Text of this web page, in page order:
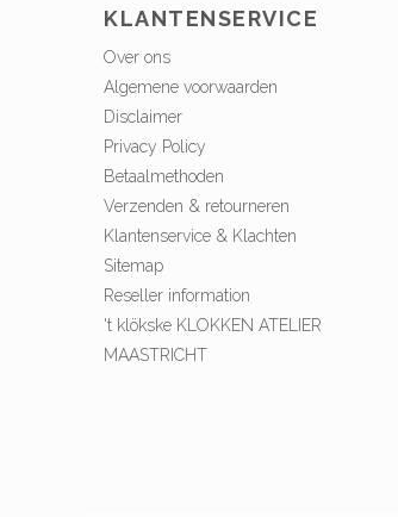
KLANTENSERVICE
Over ons
Algemene voorwaarden
Disclaimer
Privacy Policy
Betaalmethoden
Verzenden & retourneren
Klantenservice & Klachten
Sitemap
Reseller information
't klökske KLOKKEN ATELIER
MAASTRICHT